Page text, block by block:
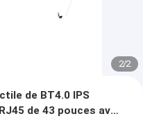
2/2
de BT4.0 IPS
de 43 pouces avec